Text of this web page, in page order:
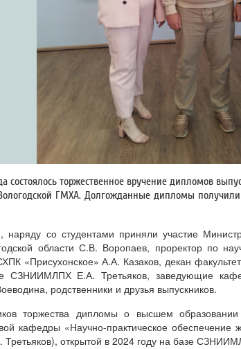
состоялось торжественное вручение дипломов
ГМХА. Долгожданные дипломы получили
наряду со студентами приняли участие
области С.В. Воропаев, проректор по
«Присухонское» А.А. Казаков, декан
СЗНИИМЛПХ Е.А. Третьяков, заведующие
родственники и друзья выпускников.
торжества дипломы о высшем
кафедры «Научно-практическое обеспечение
Третьяков), открытой в 2024 году на базе